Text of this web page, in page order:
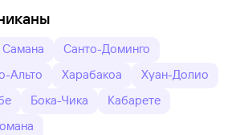
Самана
Санто-Доминго
Альто Харабакоа
Хуан-Долио
Бока-Чика
Кабарете